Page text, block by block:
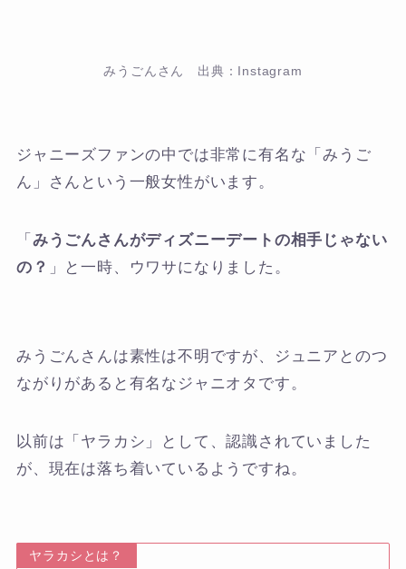
みうごんさん 出典：Instagram
ジャニーズファンの中では非常に有名な「みうご
ん」さんという一般女性がいます。
「 みうごんさんがディズニーデートの相手じゃない
の？ 」と一時、ウワサになりました。
みうごんさんは素性は不明ですが、ジュニアとのつ
ながりがあると有名なジャニオタです。
以前は「ヤラカシ」として、認識されていました
が、現在は落ち着いているようですね。
ヤラカシとは？